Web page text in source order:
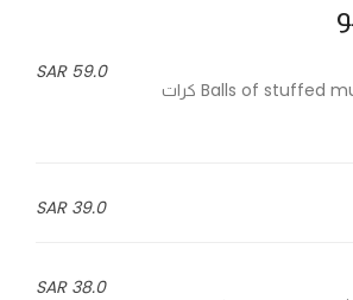
59.0 SAR
5 Balls of stuffed mushroom risotto with buffalo mozzarella cheese, served with maroni sauce - 5 كرات
39.0 SAR
38.0 SAR